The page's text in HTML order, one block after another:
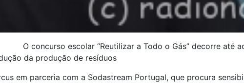
O concurso escolar “Reutilizar a Todo o Gás” decorre até
da produção de resíduos
em parceria com a Sodastream Portugal, que procura